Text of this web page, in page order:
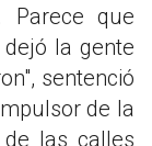
que
la gente
sentenció
de la
las calles